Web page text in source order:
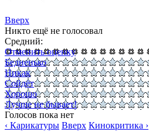
Вверх
Никто ещё не голосовал
Средний:
Отменить оценку
Бедненько
Никак
Сойдёт
Хорошо
Лучше не бывает!
Голосов пока нет
‹ Карикатуры Вверх Кинокритика ›